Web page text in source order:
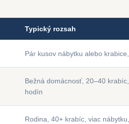
Typický rozsah
Pár kusov nábytku alebo
Bežná domácnosť, 20–40
hodín
Rodina, 40+ krabíc, viac